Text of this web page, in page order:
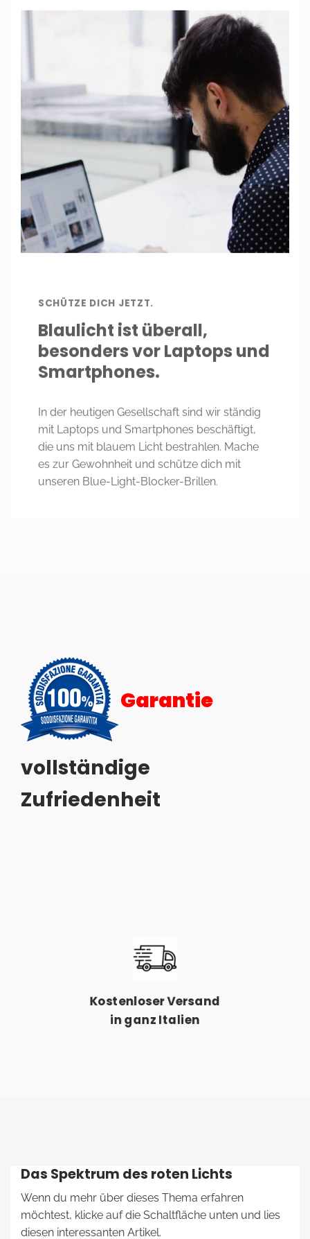
Blaulicht ist überall,
besonders vor Laptops und
Smartphones.
mit Laptops und Smartphones beschäftigt,
die uns mit blauem Licht bestrahlen. Mache
es zur Gewohnheit und schütze dich mit
unseren Blue-Light-Blocker-Brillen.
Garantie
vollständige
Zufriedenheit
Kostenloser Versand
in ganz Italien
Das Spektrum des roten Lichts
Wenn du mehr über dieses Thema erfahren
möchtest, klicke auf die Schaltfläche unten und lies
diesen interessanten Artikel.